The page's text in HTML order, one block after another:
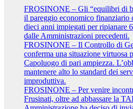
FROSINONE – Gli “equilibri di
il pareggio economico
dieci anni impiegati per ripianare
dalle Amministrazioni precedenti.
FROSINONE – Il Controllo di
conferma una situazione virtuosa
Capoluogo di pari ampiezza.
mantenere alto lo standard dei
improduttiva.
FROSINONE – Per venire
Frusinati, oltre ad abbassare la